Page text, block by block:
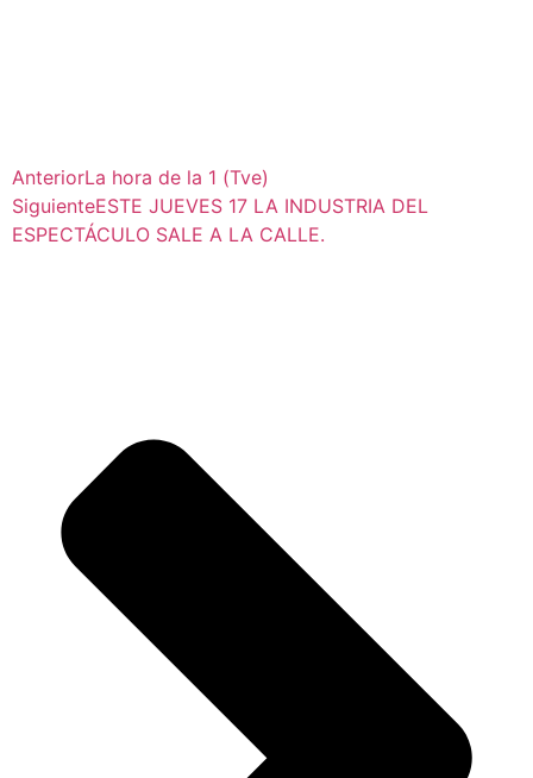
AnteriorLa hora de la 1 (Tve)
SiguienteESTE JUEVES 17 LA INDUSTRIA DEL
ESPECTÁCULO SALE A LA CALLE.